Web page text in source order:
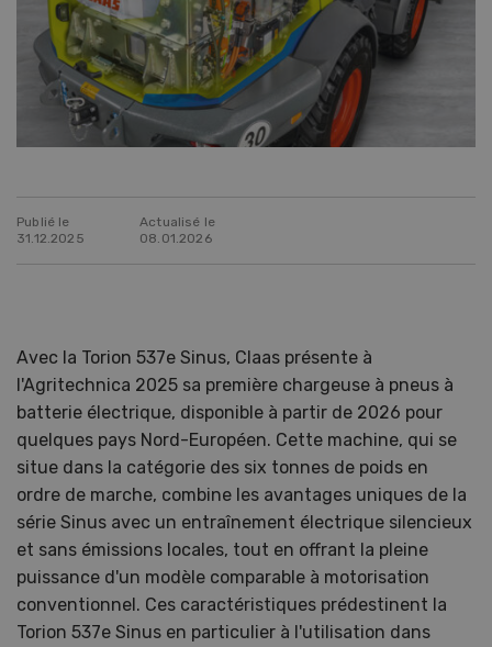
Publié le
31.12.2025
Actualisé le
08.01.2026
Avec la Torion 537e Sinus, Claas présente à
l'Agritechnica 2025 sa première chargeuse à pneus à
batterie électrique, disponible à partir de 2026 pour
quelques pays Nord-Européen. Cette machine, qui se
situe dans la catégorie des six tonnes de poids en
ordre de marche, combine les avantages uniques de la
série Sinus avec un entraînement électrique silencieux
et sans émissions locales, tout en offrant la pleine
puissance d'un modèle comparable à motorisation
conventionnel. Ces caractéristiques prédestinent la
Torion 537e Sinus en particulier à l'utilisation dans